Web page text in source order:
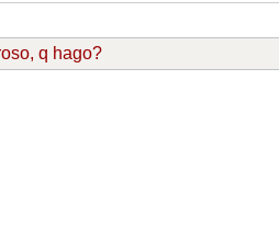
q hago?